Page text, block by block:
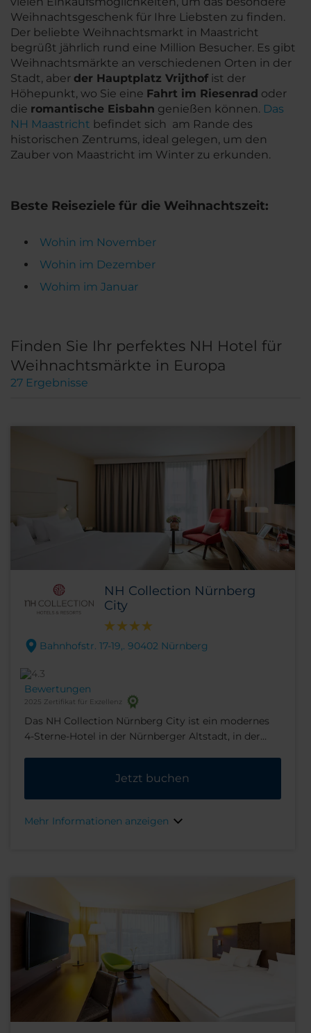
Weihnachtsgeschenk für Ihre Liebsten zu finden.
Der beliebte Weihnachtsmarkt in Maastricht
begrüßt jährlich rund eine Million Besucher. Es gibt
Weihnachtsmärkte an verschiedenen Orten in der
Stadt, aber der Hauptplatz Vrijthof ist der
Höhepunkt, wo Sie eine Fahrt im Riesenrad oder
die romantische Eisbahn genießen können. Das
NH Maastricht befindet sich am Rande des
historischen Zentrums, ideal gelegen, um den
Zauber von Maastricht im Winter zu erkunden.
Beste Reiseziele für die Weihnachtszeit:
Wohin im November
Wohin im Dezember
Wohim im Januar
Finden Sie Ihr perfektes NH Hotel für
Weihnachtsmärkte in Europa
27 Ergebnisse
NH Collection Nürnberg
City
Bahnhofstr. 17-19,. 90402 Nürnberg
Bewertungen
2025 Zertifikat für Exzellenz
Das NH Collection Nürnberg City ist ein modernes
4-Sterne-Hotel in der Nürnberger Altstadt, in der
Hotels verfügt über ein zeitgenössisches Design und
moderne Annehmlichkeiten, einschließlich einer
und kostenfreiem WLAN.
Jetzt buchen
Mehr Informationen anzeigen